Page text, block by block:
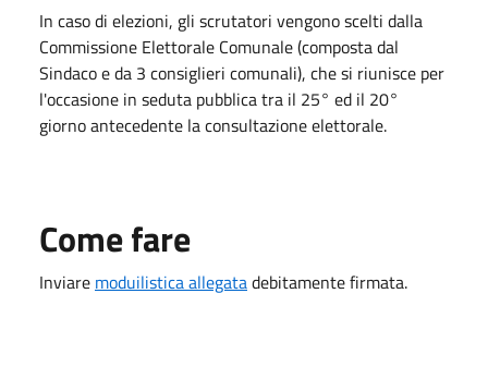
In caso di elezioni, gli scrutatori vengono scelti dalla
Commissione Elettorale Comunale (composta dal
Sindaco e da 3 consiglieri comunali), che si riunisce per
l'occasione in seduta pubblica tra il 25° ed il 20°
giorno antecedente la consultazione elettorale.
Come fare
Inviare moduilistica allegatadebitamente firmata.